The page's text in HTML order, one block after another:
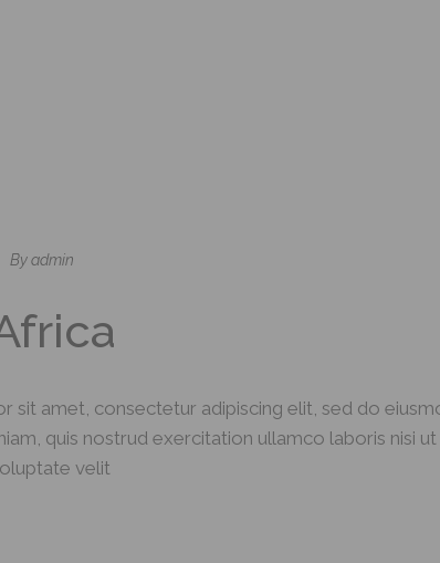
Byadmin
sit amet, consectetur adipiscing elit, sed do
quis nostrud exercitation ullamco laboris nisi
velit